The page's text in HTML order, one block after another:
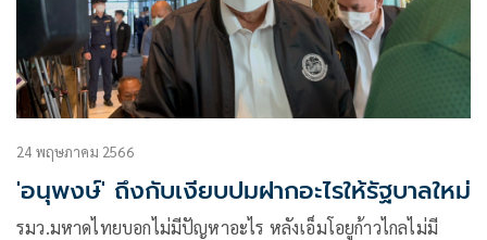
24 พฤษภาคม 2566
'อนุพงษ์' ถึงกับเงียบปมฝากอะไรให้รัฐบาลใหม่
รมว.มหาดไทยบอกไม่มีปัญหาอะไร หลังเอ็มโอยูก้าวไกลไม่มี